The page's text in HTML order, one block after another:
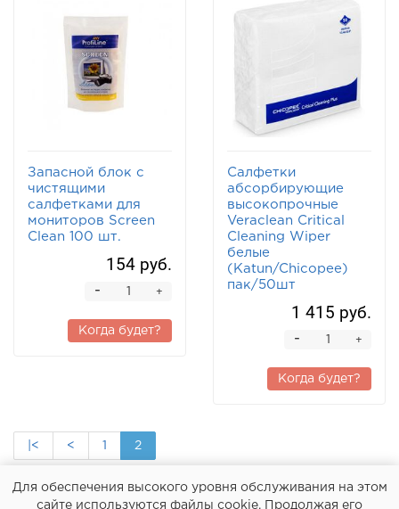
Запасной блок с
чистящими
салфетками для
мониторов Screen
Clean 100 шт.
154 руб.
+
-
Когда будет?
Салфетки
абсорбирующие
высокопрочные
Veraclean Critical
Cleaning Wiper
белые
(Katun/Chicopee)
пак/50шт
1 415 руб.
+
-
Когда будет?
|< < 2
Показано с 13 по 18 из 18 (всего 2 страниц)
Для обеспечения высокого уровня обслуживания на этом
сайте используются файлы cookie. Продолжая его